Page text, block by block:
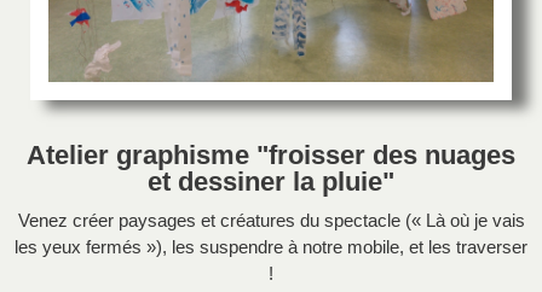
Atelier graphisme "froisser des nuages
et dessiner la pluie"
Venez créer paysages et créatures du spectacle (« Là où je vais
les yeux fermés »), les suspendre à notre mobile, et les traverser
!